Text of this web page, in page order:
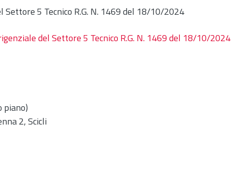
5 Tecnico R.G. N. 1469 del 18/10/2024
del Settore 5 Tecnico R.G. N. 1469 del 18/10/2024
piano)
2, Scicli